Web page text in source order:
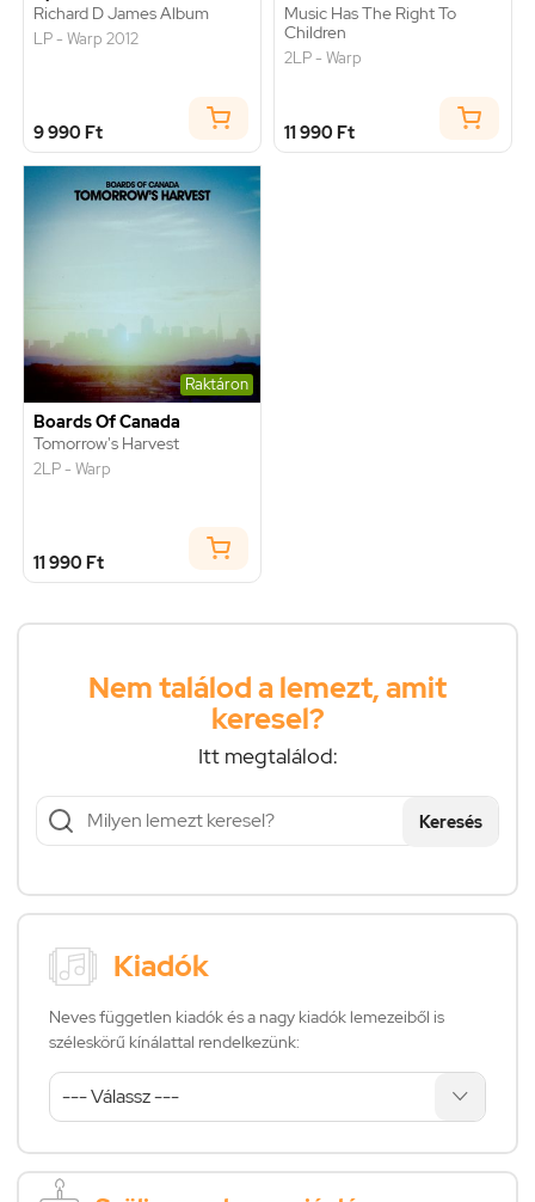
Richard D James Album
LP - Warp 2012
9 990 Ft
Music Has The Right To
Children
2LP - Warp
11 990 Ft
Raktáron
Boards Of Canada
Tomorrow's Harvest
2LP - Warp
11 990 Ft
Nem találod a lemezt, amit
keresel?
Itt megtalálod:
Keresés
Kiadók
Neves független kiadók és a nagy kiadók lemezeiből is
széleskörű kínálattal rendelkezünk: